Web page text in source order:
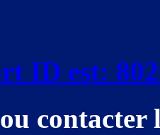
ID est:
ou contacter